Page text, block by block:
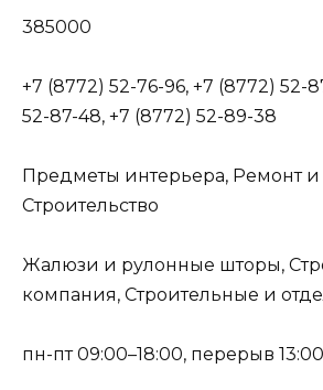
385000
+7 (8772) 52-76-96, +7 (8772) 52-
52-87-48, +7 (8772) 52-89-38
Предметы интерьера, Ремонт и
Строительство
Жалюзи и рулонные шторы,
компания, Строительные и
пн-пт 09:00–18:00, перерыв